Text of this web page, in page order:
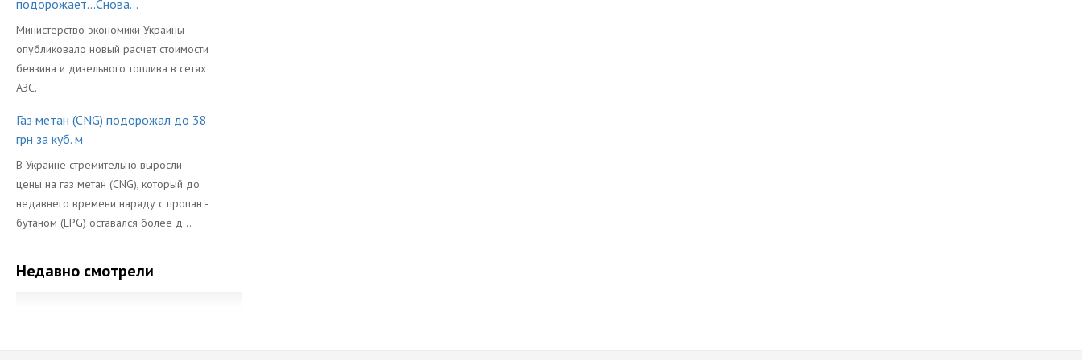
подорожает...Снова...
Министерство экономики Украины
опубликовало новый расчет стоимости
бензина и дизельного топлива в сетях
АЗС.
Газ метан (CNG) подорожал до 38
грн за куб. м
В Украине стремительно выросли
цены на газ метан (CNG), который до
недавнего времени наряду с пропан -
бутаном (LPG) оставался более д...
Недавно смотрели